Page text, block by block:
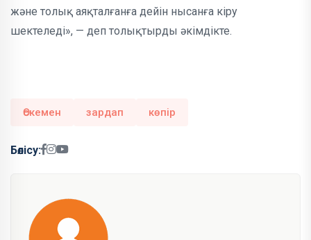
және толық аяқталғанға дейін нысанға кіру
шектеледі», — деп толықтырды әкімдікте.
Өскемен зардап көпір
Бөлісу: